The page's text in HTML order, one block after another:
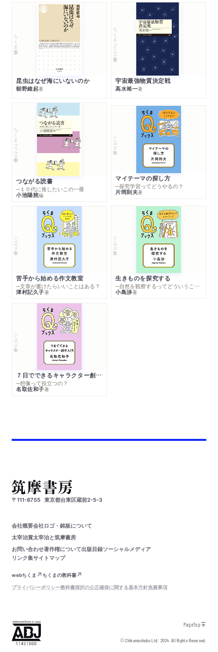
ちくま新書
昆虫はなぜ海にいないのか
朝野維起著
ちくまプリマー新書
宇宙最強物質決定戦
高水裕一著
ちくまプリマー新書
つながる読書
─１０代に推したいこの一冊
小池陽慈編
シリーズ・全集
マイテーマの探し方
─探究学習ってどうやるの？
片岡則夫著
シリーズ・全集
苦手から始める作文教室
─文章が書けたらいいことはある？
津村記久子著
シリーズ・全集
生きものを探究する
─自然を観察するってどういうこと？
小島渉著
シリーズ・全集
７日でできるキャラクター創作入門
─想像って役立つの？
名取佐和子著
〒111-8755 東京都台東区蔵前2-5-3
会社概要会社ロゴ・銘板について
太宰治賞太宰治と筑摩書房
お問い合わせ著作権について出版目録ソーシャルメディア
リンク集サイトマップ
webちくま
ちくまの教科書
プライバシーポリシー教科書採択の公正確保に関する基本方針免責事項
PageTop
© Chikumashobo Ltd.2024 All Rights Reserved.